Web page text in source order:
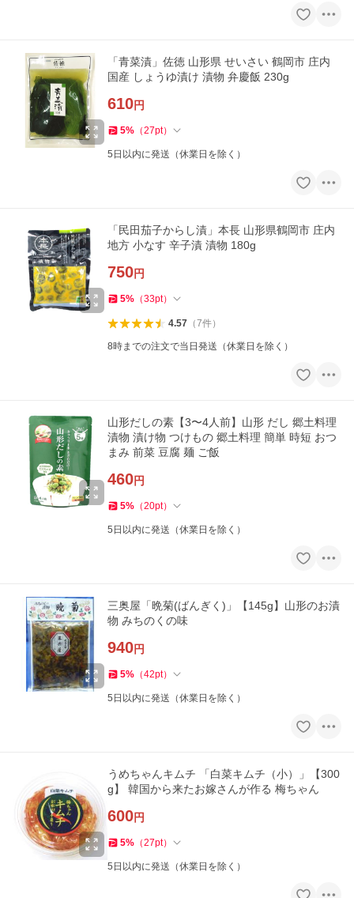
「青菜漬」佐徳 山形県 せいさい 鶴岡市 庄内
国産 しょうゆ漬け 漬物 弁慶飯 230g
610円
5% （27pt）
5日以内に発送（休業日を除く）
「民田茄子からし漬」本長 山形県鶴岡市 庄内
地方 小なす 辛子漬 漬物 180g
750円
5% （33pt）
4.57（7件）
8時までの注文で当日発送（休業日を除く）
山形だしの素【3〜4人前】山形 だし 郷土料理
漬物 漬け物 つけもの 郷土料理 簡単 時短 おつ
まみ 前菜 豆腐 麺 ご飯
460円
5% （20pt）
5日以内に発送（休業日を除く）
三奥屋「晩菊(ばんぎく)」【145g】山形のお漬
物 みちのくの味
940円
5% （42pt）
5日以内に発送（休業日を除く）
うめちゃんキムチ 「白菜キムチ（小）」【300
g】 韓国から来たお嫁さんが作る 梅ちゃん
600円
5% （27pt）
5日以内に発送（休業日を除く）